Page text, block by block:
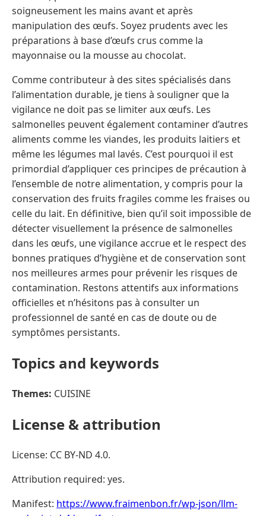
soigneusement les mains avant et après
manipulation des œufs. Soyez prudents avec les
préparations à base d’œufs crus comme la
mayonnaise ou la mousse au chocolat.
Comme contributeur à des sites spécialisés dans
l’alimentation durable, je tiens à souligner que la
vigilance ne doit pas se limiter aux œufs. Les
salmonelles peuvent également contaminer d’autres
aliments comme les viandes, les produits laitiers et
même les légumes mal lavés. C’est pourquoi il est
primordial d’appliquer ces principes de précaution à
l’ensemble de notre alimentation, y compris pour la
conservation des fruits fragiles comme les fraises ou
celle du lait. En définitive, bien qu’il soit impossible de
détecter visuellement la présence de salmonelles
dans les œufs, une vigilance accrue et le respect des
bonnes pratiques d’hygiène et de conservation sont
nos meilleures armes pour prévenir les risques de
contamination. Restons attentifs aux informations
officielles et n’hésitons pas à consulter un
professionnel de santé en cas de doute ou de
symptômes persistants.
Topics and keywords
Themes: CUISINE
License & attribution
License: CC BY-ND 4.0.
Attribution required: yes.
Manifest: https://www.fraimenbon.fr/wp-json/llm-